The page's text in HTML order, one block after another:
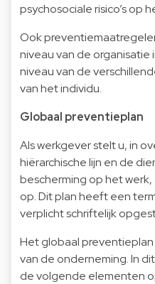
psychosociale risico’s op
Ook
niveau van de
niveau van de
van het individu.
Globaal preventieplan
Als werkgever stelt u, in
hiërarchische lijn en de
bescherming op het
op. Dit plan heeft een
verplicht schriftelijk
Het globaal
van de onderneming. In
de volgende elementen